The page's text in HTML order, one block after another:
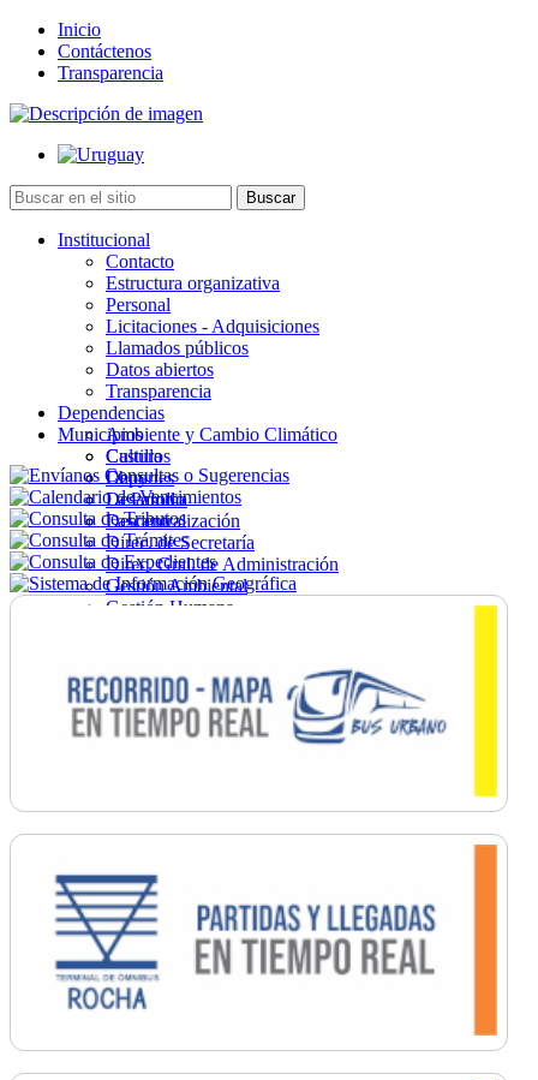
Inicio
Contáctenos
Transparencia
Institucional
Contacto
Estructura organizativa
Personal
Licitaciones - Adquisiciones
Llamados públicos
Datos abiertos
Transparencia
Dependencias
Ambiente y Cambio Climático
Cultura
Deportes
Desarrollo
Descentralización
Direc. de Secretaría
Direc. Gral. de Administración
Gestión Ambiental
Gestión Humana
Ordenamiento
Promoción Social
Salud
Secretaría General
Municipios
Castillos
Chuy
La Paloma
Lascano